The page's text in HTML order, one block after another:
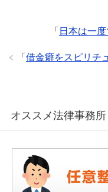
「 日本は一
「 借金癖をスピリチ
オススメ法律事務